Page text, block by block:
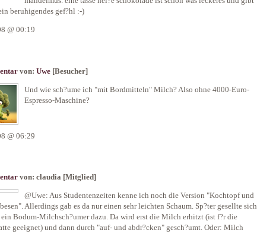
beruhigendes gef?hl :-)
@ 00:19
von: Uwe [Besucher]
Und wie sch?ume ich "mit Bordmitteln" Milch? Also ohne 4000-Euro-
Espresso-Maschine?
@ 06:29
von: claudia [Mitglied]
@Uwe: Aus Studentenzeiten kenne ich noch die Version "Kochtopf und
Allerdings gab es da nur einen sehr leichten Schaum. Sp?ter gesellte sich
Bodum-Milchsch?umer dazu. Da wird erst die Milch erhitzt (ist f?r die
geeignet) und dann durch "auf- und abdr?cken" gesch?umt. Oder: Milch